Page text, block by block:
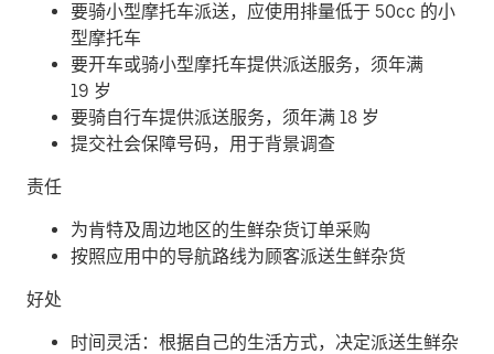
要骑小型摩托车派送，应使用排量低于 50cc 的小
型摩托车
要开车或骑小型摩托车提供派送服务，须年满
19 岁
要骑自行车提供派送服务，须年满 18 岁
提交社会保障号码，用于背景调查
责任
为肯特及周边地区的生鲜杂货订单采购
按照应用中的导航路线为顾客派送生鲜杂货
好处
时间灵活：根据自己的生活方式，决定派送生鲜杂